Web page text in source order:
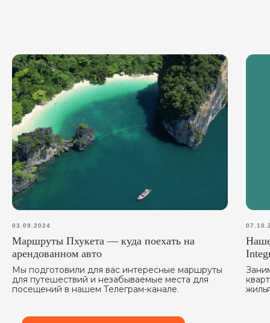
03.09.2024
Маршруты Пхукета — куда поехать на
арендованном авто
Мы подготовили для вас интересные маршруты
для путешествий и незабываемые места для
посещений в нашем Телеграм-канале.